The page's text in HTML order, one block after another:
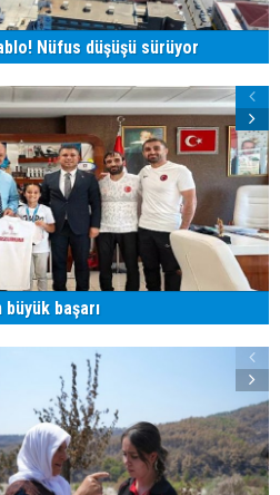
Nüfus düşüşü sürüyor
başarı